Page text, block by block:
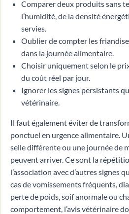
Comparer deux produits sans
l’humidité, de la densité
servies.
Oublier de compter les
dans la journée alimentaire.
Choisir uniquement selon le
du coût réel par jour.
Ignorer les signes persistants
vétérinaire.
Il faut également éviter de
ponctuel en urgence alimentaire.
selle différente ou une journée de
peuvent arriver. Ce sont la
l’association avec d’autres signes
cas de vomissements fréquents,
perte de poids, soif anormale ou
comportement, l’avis vétérinaire